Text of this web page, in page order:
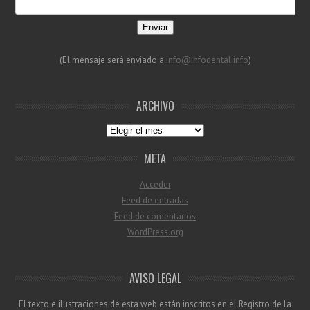
Enviar
(El mensaje será enviado a info@infodental.info)
ARCHIVO
Archivo
META
Acceder
Feed de entradas
Feed de comentarios
WordPress.org
AVISO LEGAL
El texto e ilustraciones de esta web están inscritos en el Registro de la